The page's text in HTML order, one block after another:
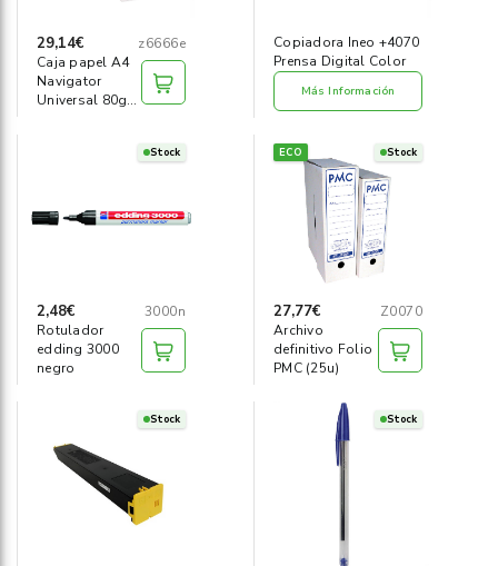
29,14€
z6666e
Caja papel A4
Navigator
Universal 80g
Copiadora Ineo +4070
Prensa Digital Color
Más Información
Stock
2,48€
3000n
Rotulador
edding 3000
negro
ECO Stock
27,77€
Z0070
Archivo
definitivo Folio
PMC (25u)
Stock Stock